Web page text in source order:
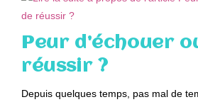
Peur d’échouer
réussir ?
Depuis quelques temps, pas mal de